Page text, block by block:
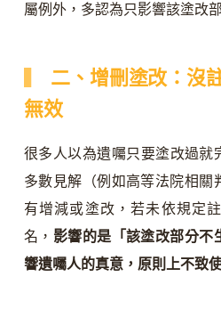
屬例外，多認為只影響該塗改
二、增刪塗改：沒
無效
很多人以為遺囑只要塗改過
多數見解（例如高等法院相關
有增減或塗改，若未依規定
名， 影響的是「該塗改部分不
響遺囑人的真意，原則上不致